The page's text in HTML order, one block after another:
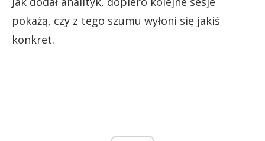
pokażą, czy z tego szumu wyłoni się jakiś
konkret.